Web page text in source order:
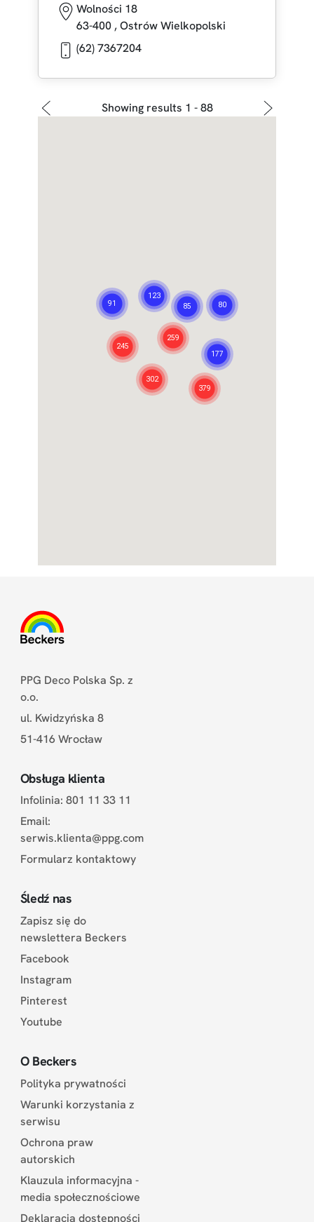
Wolności 18
63-400,Ostrów Wielkopolski
(62) 7367204
Showing results 1 - 88 Następna
PPG Deco Polska Sp. z
o.o.
ul. Kwidzyńska 8
51-416 Wrocław
Obsługa klienta
Infolinia: 801 11 33 11
Email:
serwis.klienta@ppg.com
Formularz kontaktowy
Śledź nas
Zapisz się do
newslettera Beckers
Facebook
Instagram
Pinterest
Youtube
O Beckers
Polityka prywatności
Warunki korzystania z
serwisu
Ochrona praw
autorskich
Klauzula informacyjna -
media społecznościowe
Deklaracja dostępności